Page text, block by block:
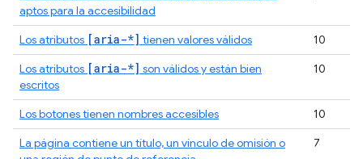
aptos para la accesibilidad
Los atributos [aria-*] tienen valores válidos
10
Los atributos [aria-*] son válidos y están bien
escritos
10
Los botones tienen nombres accesibles
10
La página contiene un título, un vínculo de omisión o
7